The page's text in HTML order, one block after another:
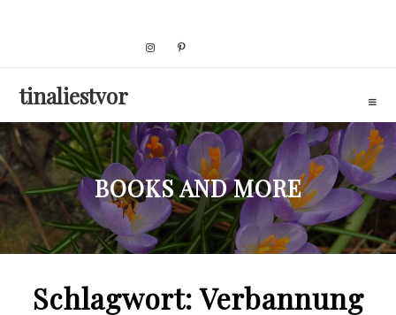
tinaliestvor
BOOKS AND MORE
Schlagwort:Verbannung